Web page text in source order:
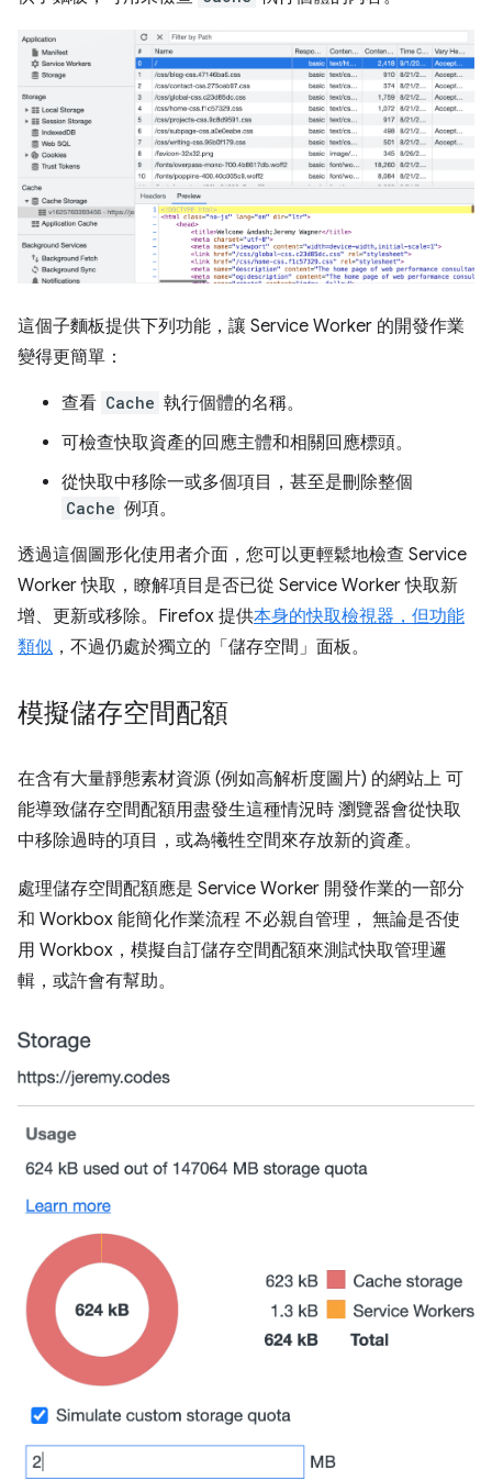
這個子麵板提供下列功能，讓 Service Worker 的開發作業
變得更簡單：
查看 Cache 執行個體的名稱。
可檢查快取資產的回應主體和相關回應標頭。
從快取中移除一或多個項目，甚至是刪除整個
Cache 例項。
透過這個圖形化使用者介面，您可以更輕鬆地檢查 Service
Worker 快取，瞭解項目是否已從 Service Worker 快取新
增、更新或移除。Firefox 提供本身的快取檢視器，但功能
類似 ，不過仍處於獨立的「儲存空間」 面板。
模擬儲存空間配額
在含有大量靜態素材資源 (例如高解析度圖片) 的網站上 可
能導致儲存空間配額用盡發生這種情況時 瀏覽器會從快取
中移除過時的項目，或為犧牲空間來存放新的資產。
處理儲存空間配額應是 Service Worker 開發作業的一部分
和 Workbox 能簡化作業流程 不必親自管理， 無論是否使
用 Workbox，模擬自訂儲存空間配額來測試快取管理邏
輯，或許會有幫助。